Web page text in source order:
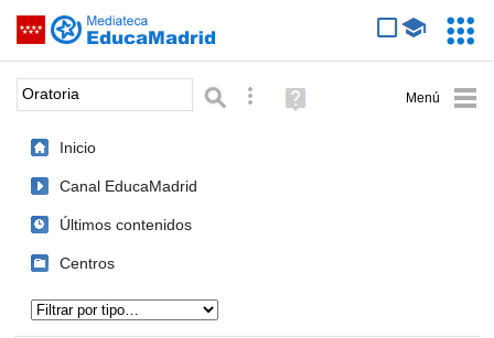
Saltar navegación
Palabra o frase: Búsqueda avanzada
Ayuda
(en
Inicio
Canal EducaMadrid
Últimos contenidos
Centros